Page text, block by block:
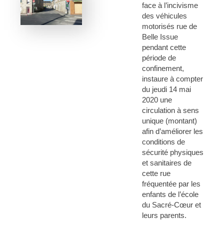
face à l’incivisme
des véhicules
motorisés rue de
Belle Issue
pendant cette
période de
confinement,
instaure à compter
du jeudi 14 mai
2020 une
circulation à sens
unique (montant)
afin d’améliorer les
conditions de
sécurité physiques
et sanitaires de
cette rue
fréquentée par les
enfants de l’école
du Sacré-Cœur et
leurs parents.